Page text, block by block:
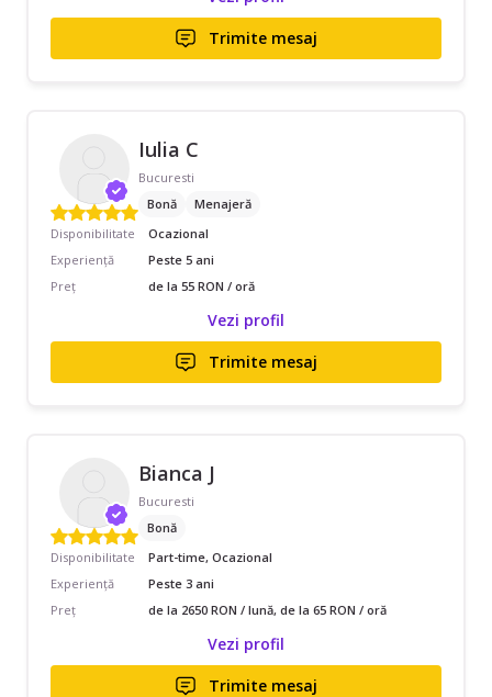
Trimite mesaj
Iulia C
Bucuresti
Bonă
Menajeră
Disponibilitate
Ocazional
Experiență
Peste 5 ani
Preț
de la 55 RON / oră
Vezi profil
Trimite mesaj
Bianca J
Bucuresti
Bonă
Disponibilitate
Part-time, Ocazional
Experiență
Peste 3 ani
Preț
de la 2650 RON / lună, de la 65 RON / oră
Vezi profil
Trimite mesaj